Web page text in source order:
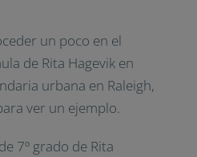
un poco en el
de Rita Hagevik en
urbana en Raleigh,
ver un ejemplo.
7º grado de Rita